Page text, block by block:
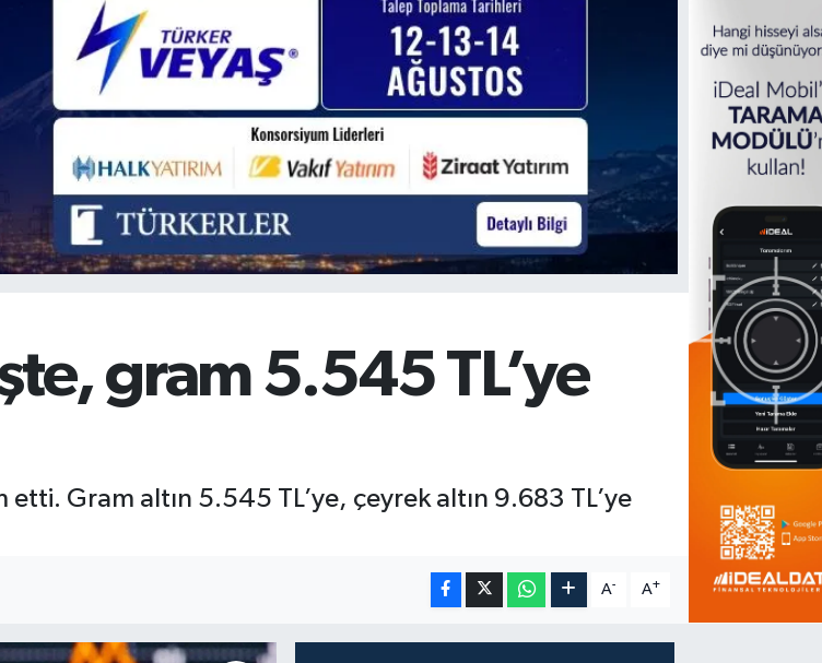
BİST100 13.779
BITCOIN 64.959,79 %1.11
gram 5.545 TL’ye
Gram altın 5.545 TL’ye, çeyrek altın 9.683 TL’ye
A- A+